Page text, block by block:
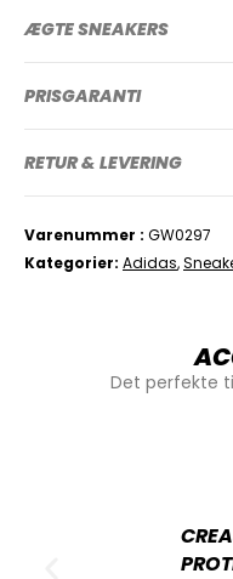
ÆGTE SNEAKERS
PRISGARANTI
RETUR & LEVERING
Varenummer
GW0297
Kategorier Adidas,
Det perfekte